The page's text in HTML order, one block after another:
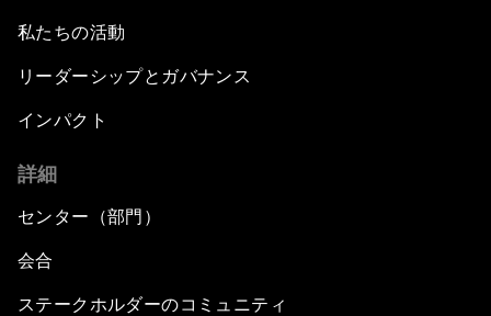
私たちの活動
リーダーシップとガバナンス
インパクト
詳細
センター（部門）
会合
ステークホルダーのコミュニティ